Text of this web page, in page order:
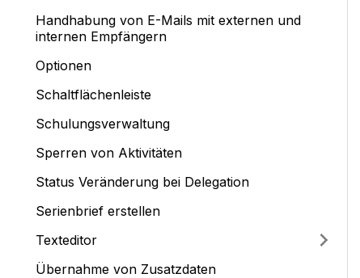
Handhabung von E-Mails mit externen und
internen Empfängern
Optionen
Schaltflächenleiste
Schulungsverwaltung
Sperren von Aktivitäten
Status Veränderung bei Delegation
Serienbrief erstellen
Texteditor
Übernahme von Zusatzdaten